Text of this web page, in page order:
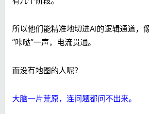
所以他们能精准地切进AI的逻辑通道，
“咔哒”一声，电流贯通。
而没有地图的人呢？
大脑一片荒原，连问题都问不出来。